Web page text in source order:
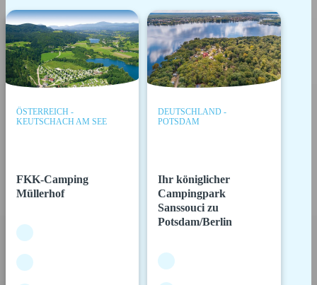
ÖSTERREICH -
KEUTSCHACH AM SEE
FKK-Camping
Müllerhof
DEUTSCHLAND -
POTSDAM
Ihr königlicher
Campingpark
Sanssouci zu
Potsdam/Berlin